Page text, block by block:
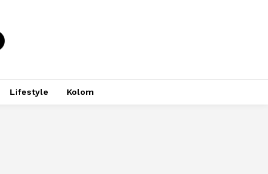
Lifestyle Kolom